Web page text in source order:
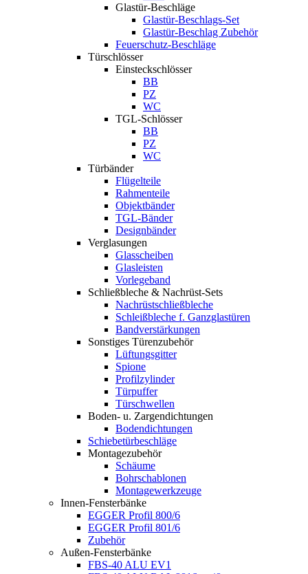
Glastür-Beschläge
Glastür-Beschlags-Set
Glastür-Beschlag Zubehör
Feuerschutz-Beschläge
Türschlösser
Einsteckschlösser
BB
PZ
WC
TGL-Schlösser
BB
PZ
WC
Türbänder
Flügelteile
Rahmenteile
Objektbänder
TGL-Bänder
Designbänder
Verglasungen
Glasscheiben
Glasleisten
Vorlegeband
Schließbleche & Nachrüst-Sets
Nachrüstschließbleche
Schleißbleche f. Ganzglastüren
Bandverstärkungen
Sonstiges Türenzubehör
Lüftungsgitter
Spione
Profilzylinder
Türpuffer
Türschwellen
Boden- u. Zargendichtungen
Bodendichtungen
Schiebetürbeschläge
Montagezubehör
Schäume
Bohrschablonen
Montagewerkzeuge
Innen-Fensterbänke
EGGER Profil 800/6
EGGER Profil 801/6
Zubehör
Außen-Fensterbänke
FBS-40 ALU EV1